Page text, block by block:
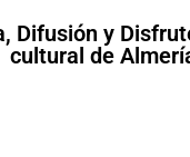
Difusión y
cultural de